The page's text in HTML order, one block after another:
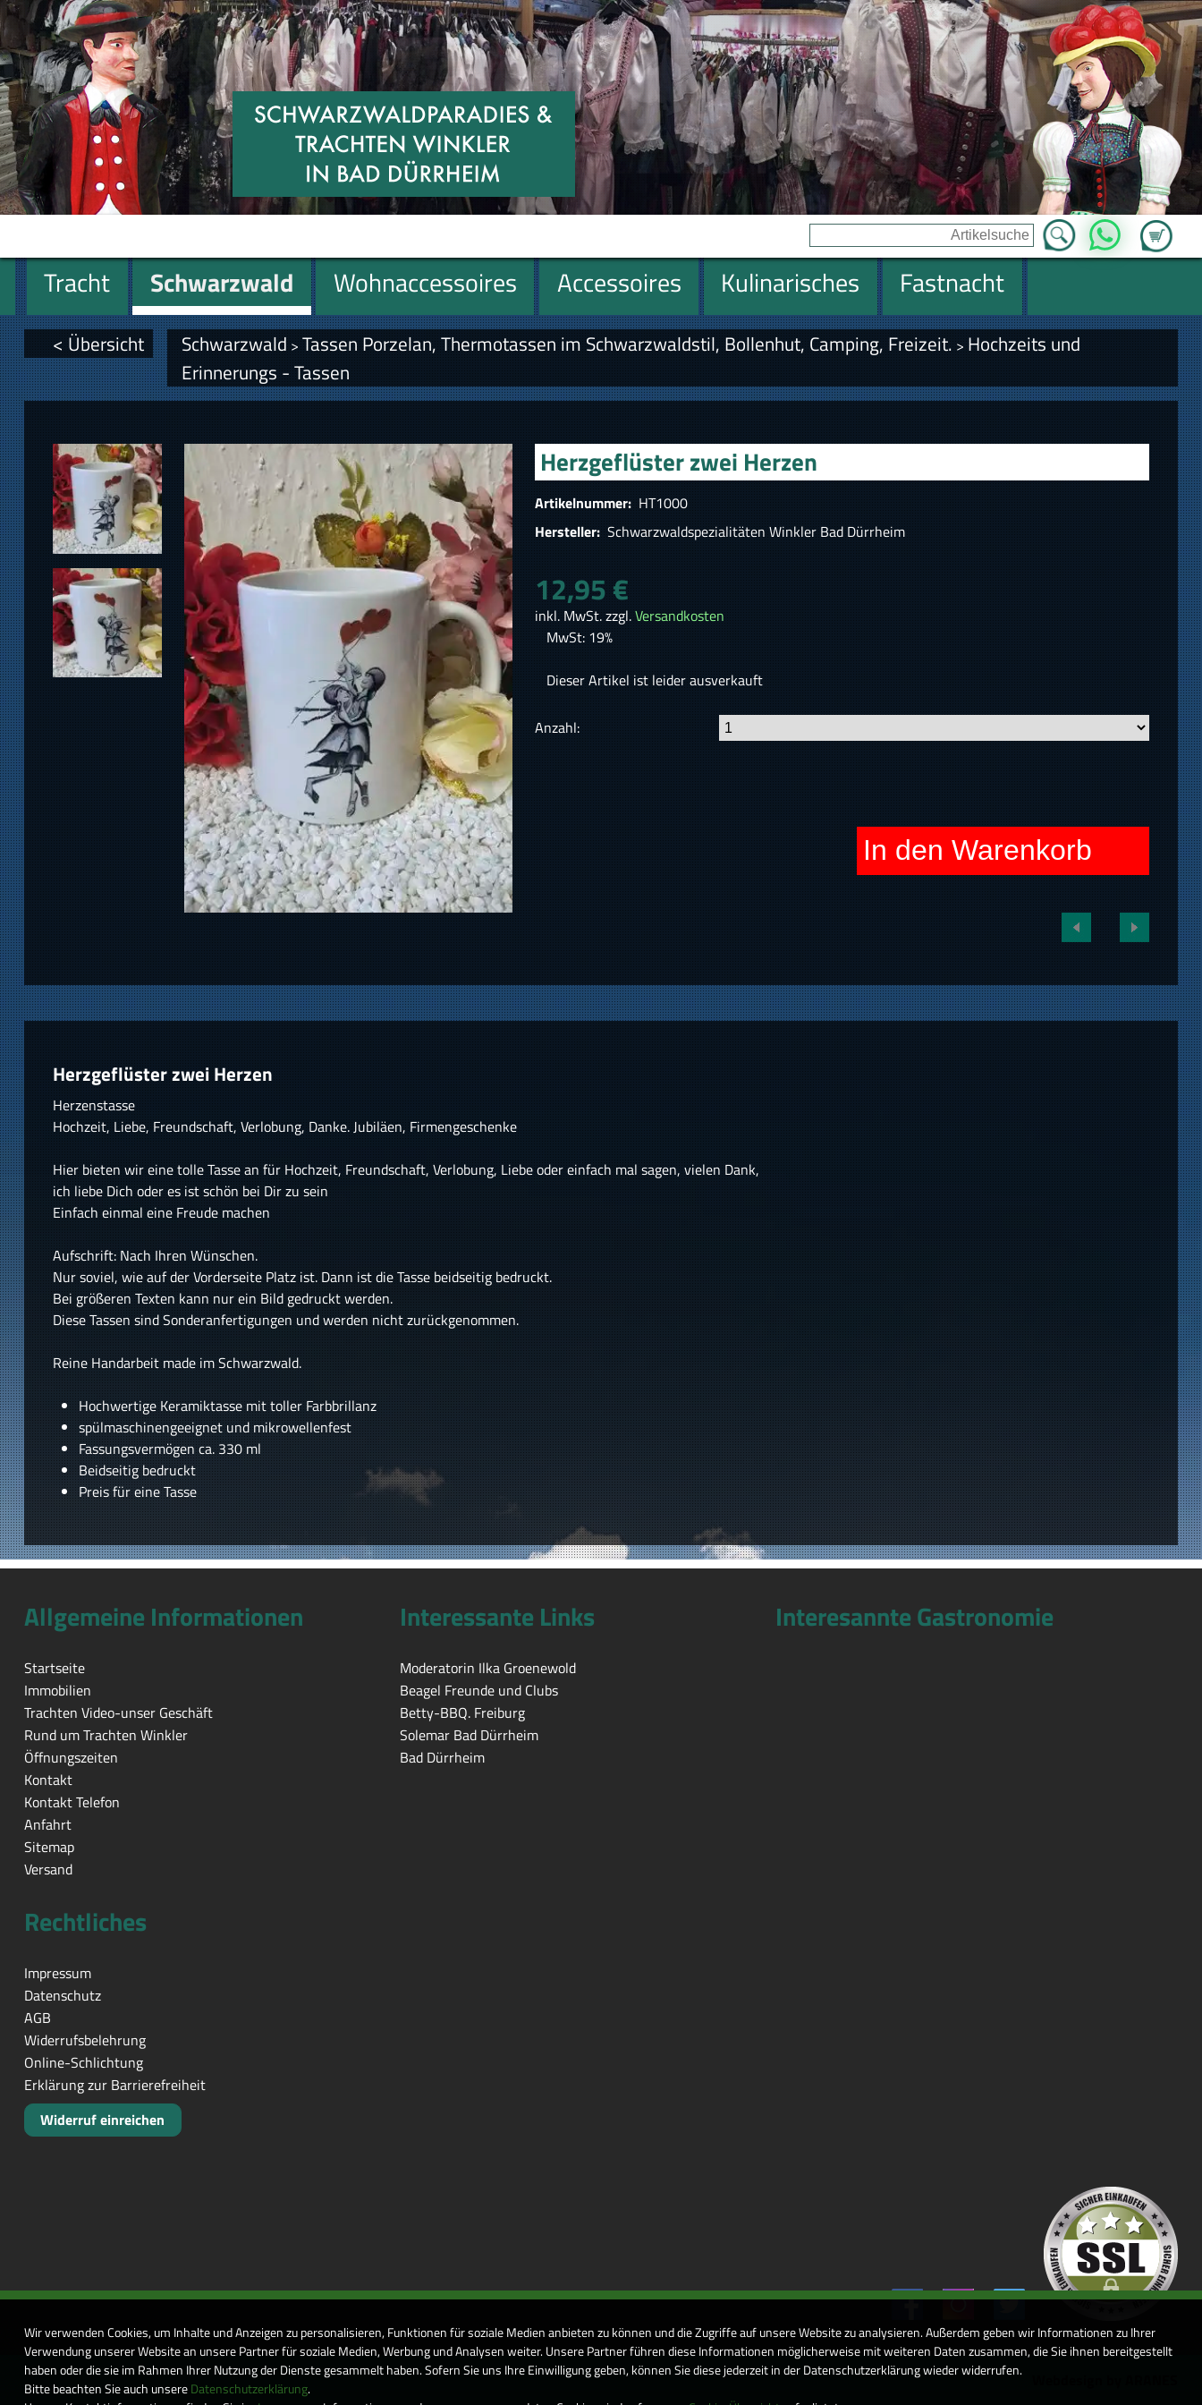
Zum
WhatsApp
Tracht Schwarzwald Wohnaccessoires Accessoires Kulinarisches
Fastnacht
Miniaturen
Geschenke
< Übersicht Schwarzwald > Tassen Porzelan, Thermotassen im Schwarzwaldstil, Bollenhut, Camping, Freizeit. > Hochzeits und
Erinnerungs - Tassen
Herzgeflüster zwei Herzen
Artikelnummer: HT1000
Hersteller: Schwarzwaldspezialitäten Winkler Bad Dürrheim
12,95 €
inkl. MwSt. zzgl.Versandkosten
MwSt: 19%
Dieser Artikel ist leider ausverkauft
Anzahl:
In den Warenkorb
Herzgeflüster zwei Herzen
Herzenstasse
Hochzeit, Liebe, Freundschaft, Verlobung, Danke. Jubiläen, Firmengeschenke
Hier bieten wir eine tolle Tasse an für Hochzeit, Freundschaft, Verlobung, Liebe oder einfach mal sagen, vielen Dank,
ich liebe Dich oder es ist schön bei Dir zu sein
Einfach einmal eine Freude machen
Aufschrift: Nach Ihren Wünschen.
Nur soviel, wie auf der Vorderseite Platz ist. Dann ist die Tasse beidseitig bedruckt.
Bei größeren Texten kann nur ein Bild gedruckt werden.
Diese Tassen sind Sonderanfertigungen und werden nicht zurückgenommen.
Reine Handarbeit made im Schwarzwald.
Hochwertige Keramiktasse mit toller Farbbrillanz
spülmaschinengeeignet und mikrowellenfest
Fassungsvermögen ca. 330 ml
Beidseitig bedruckt
Preis für eine Tasse
Allgemeine Informationen
Startseite
Immobilien
Trachten Video-unser Geschäft
Rund um Trachten Winkler
Öffnungszeiten
Kontakt
Kontakt Telefon
Anfahrt
Sitemap
Versand
Interessante Links
Moderatorin Ilka Groenewold
Beagel Freunde und Clubs
Betty-BBQ. Freiburg
Solemar Bad Dürrheim
Bad Dürrheim
Interesannte Gastronomie
Rechtliches
Impressum
Datenschutz
AGB
Widerrufsbelehrung
Online-Schlichtung
Erklärung zur Barrierefreiheit
Widerruf einreichen
Wir verwenden Cookies, um Inhalte und Anzeigen zu personalisieren, Funktionen für soziale Medien anbieten zu können und die Zugriffe auf unsere Website zu analysieren. Außerdem geben wir Informationen zu Ihrer
Verwendung unserer Website an unsere Partner für soziale Medien, Werbung und Analysen weiter. Unsere Partner führen diese Informationen möglicherweise mit weiteren Daten zusammen, die Sie ihnen bereitgestellt
haben oder die sie im Rahmen Ihrer Nutzung der Dienste gesammelt haben. Sofern Sie uns Ihre Einwilligung geben, können Sie diese jederzeit in der Datenschutzerklärung wieder widerrufen.
Bitte beachten Sie auch unsereDatenschutzerklärung.